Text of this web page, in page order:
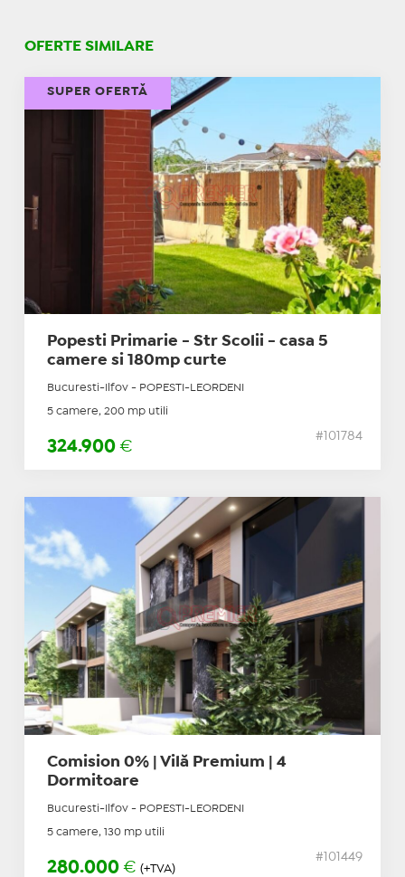
OFERTE SIMILARE
Popesti Primarie - Str Scolii - casa 5
camere si 180mp curte
Bucuresti-Ilfov - POPESTI-LEORDENI
5 camere, 200 mp utili
324.900 €
#101784
SUPER OFERTĂ
Comision 0% | Vilă Premium | 4
Dormitoare
Bucuresti-Ilfov - POPESTI-LEORDENI
5 camere, 130 mp utili
280.000 € (+TVA)
#101449